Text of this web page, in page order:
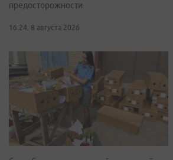
предосторожности
16:24, 8 августа 2026